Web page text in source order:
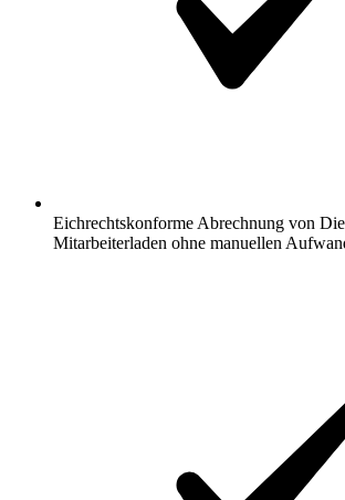
Eichrechtskonforme Abrechnung von
Mitarbeiterladen ohne manuellen